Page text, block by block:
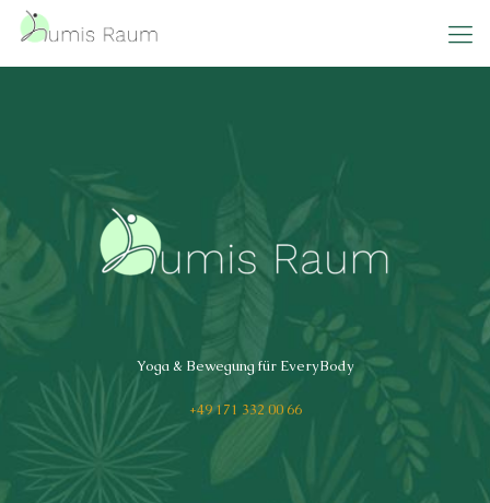
Yoga & Bewegung für EveryBody
+49 171 332 00 66